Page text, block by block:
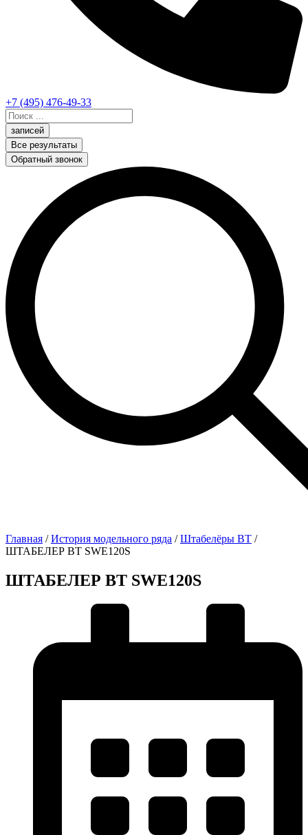
+7 (495) 476-49-33
Search
...записей
Все результаты
Обратный звонок
Главная /История модельного ряда /Штабелёры BT /
ШТАБЕЛЕР BT SWE120S
ШТАБЕЛЕР BT SWE120S